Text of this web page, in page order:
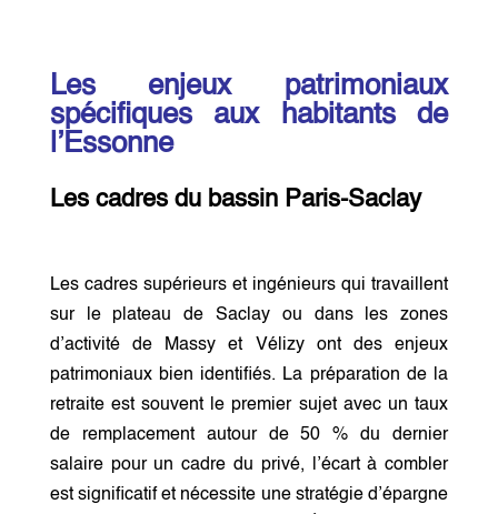
Les enjeux patrimoniaux
spécifiques aux habitants de
l’Essonne
Les cadres du bassin Paris-Saclay
Les cadres supérieurs et ingénieurs qui travaillent
sur le plateau de Saclay ou dans les zones
d’activité de Massy et Vélizy ont des enjeux
patrimoniaux bien identifiés. La préparation de la
retraite est souvent le premier sujet avec un taux
de remplacement autour de 50 % du dernier
salaire pour un cadre du privé, l’écart à combler
est significatif et nécessite une stratégie d’épargne